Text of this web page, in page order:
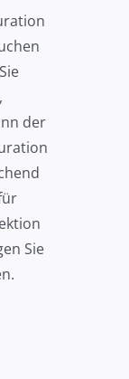
der
Sie